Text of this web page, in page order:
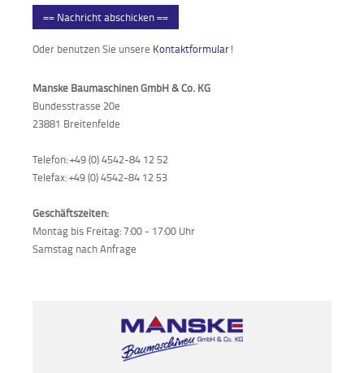
== Nachricht abschicken ==
Oder benutzen Sie unsere Kontaktformular!
Manske Baumaschinen GmbH & Co. KG
Bundesstrasse 20e
23881 Breitenfelde
Telefon: +49 (0) 4542-84 12 52
Telefax: +49 (0) 4542-84 12 53
Geschäftszeiten:
Montag bis Freitag: 7:00 - 17:00 Uhr
Samstag nach Anfrage